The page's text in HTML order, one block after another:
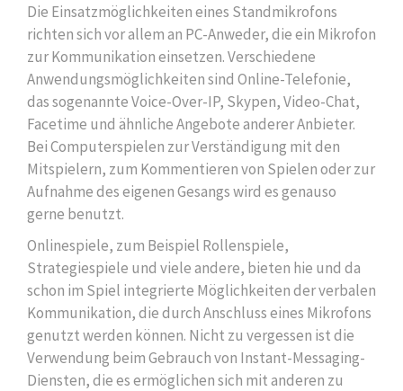
Die Einsatzmöglichkeiten eines Standmikrofons
richten sich vor allem an PC-Anweder, die ein Mikrofon
zur Kommunikation einsetzen. Verschiedene
Anwendungsmöglichkeiten sind Online-Telefonie,
das sogenannte Voice-Over-IP, Skypen, Video-Chat,
Facetime und ähnliche Angebote anderer Anbieter.
Bei Computerspielen zur Verständigung mit den
Mitspielern, zum Kommentieren von Spielen oder zur
Aufnahme des eigenen Gesangs wird es genauso
gerne benutzt.
Onlinespiele, zum Beispiel Rollenspiele,
Strategiespiele und viele andere, bieten hie und da
schon im Spiel integrierte Möglichkeiten der verbalen
Kommunikation, die durch Anschluss eines Mikrofons
genutzt werden können. Nicht zu vergessen ist die
Verwendung beim Gebrauch von Instant-Messaging-
Diensten, die es ermöglichen sich mit anderen zu